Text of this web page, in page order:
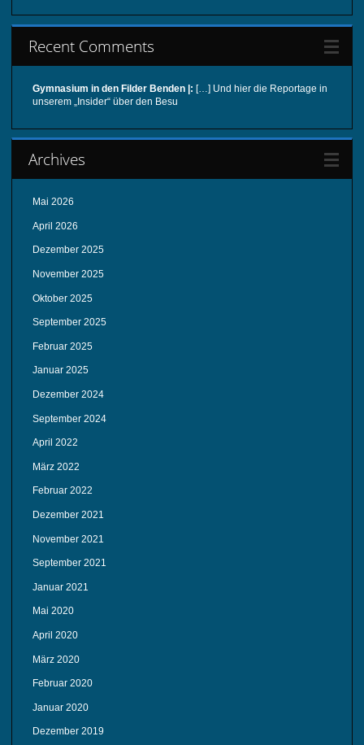
Recent Comments
Gymnasium in den Filder Benden |: […] Und hier die Reportage in
unserem „Insider“ über den Besu
Archives
Mai 2026
April 2026
Dezember 2025
November 2025
Oktober 2025
September 2025
Februar 2025
Januar 2025
Dezember 2024
September 2024
April 2022
März 2022
Februar 2022
Dezember 2021
November 2021
September 2021
Januar 2021
Mai 2020
April 2020
März 2020
Februar 2020
Januar 2020
Dezember 2019